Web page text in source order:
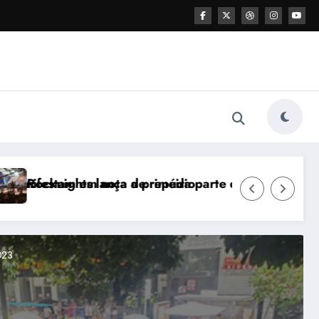
Nights” em BH
Parcus Gallery inaugura filial no Vila Galé
março 5, 2021